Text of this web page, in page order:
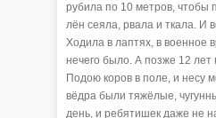
рубила по 10 метров, чтобы
лён сеяла, рвала и ткала. И
Ходила в лаптях, в военное
нечего было. А позже 12 лет
Подою коров в поле, и несу
вёдра были тяжёлые,
день, и ребятишек даже не